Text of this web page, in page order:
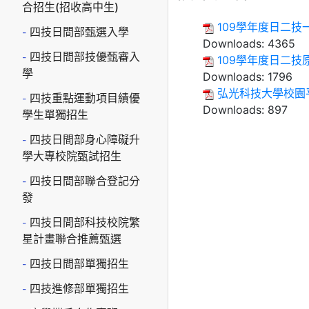
合招生(招收高中生)
四技日間部甄選入學
四技日間部技優甄審入
學
四技重點運動項目績優
學生單獨招生
四技日間部身心障礙升
學大專校院甄試招生
四技日間部聯合登記分
發
四技日間部科技校院繁
星計畫聯合推薦甄選
四技日間部單獨招生
四技進修部單獨招生
109學年度日二技
Downloads:4365
109學年度日二技
Downloads:1796
弘光科技大學校園
Downloads:897